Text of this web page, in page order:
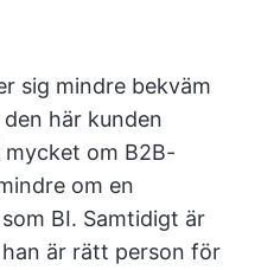
sig mindre bekväm
här kunden
om B2B-
om en
BI. Samtidigt är
är rätt person för